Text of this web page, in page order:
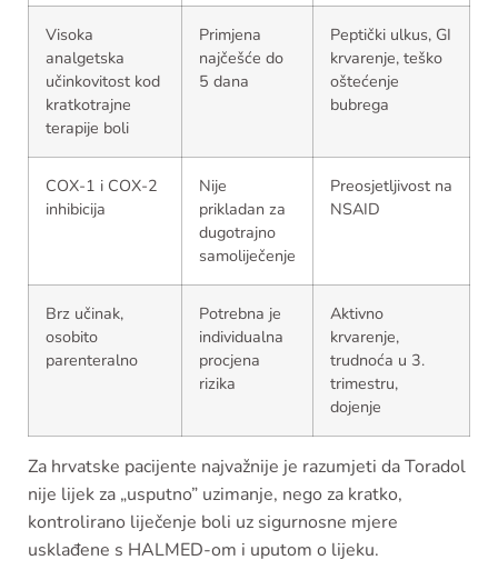
Visoka
analgetska
učinkovitost kod
kratkotrajne
terapije boli
Primjena
najčešće do
5 dana
Peptički ulkus, GI
krvarenje, teško
oštećenje
bubrega
COX-1 i COX-2
inhibicija
Nije
prikladan za
dugotrajno
samoliječenje
Preosjetljivost na
NSAID
Brz učinak,
osobito
parenteralno
Potrebna je
individualna
procjena
rizika
Aktivno
krvarenje,
trudnoća u 3.
trimestru,
dojenje
Za hrvatske pacijente najvažnije je razumjeti da Toradol
nije lijek za „usputno” uzimanje, nego za kratko,
kontrolirano liječenje boli uz sigurnosne mjere
usklađene s HALMED-om i uputom o lijeku.